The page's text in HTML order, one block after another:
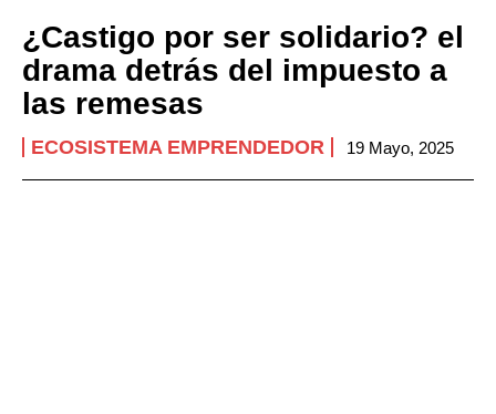
¿Castigo por ser solidario? el
drama detrás del impuesto a
las remesas
ECOSISTEMA EMPRENDEDOR 19 Mayo, 2025